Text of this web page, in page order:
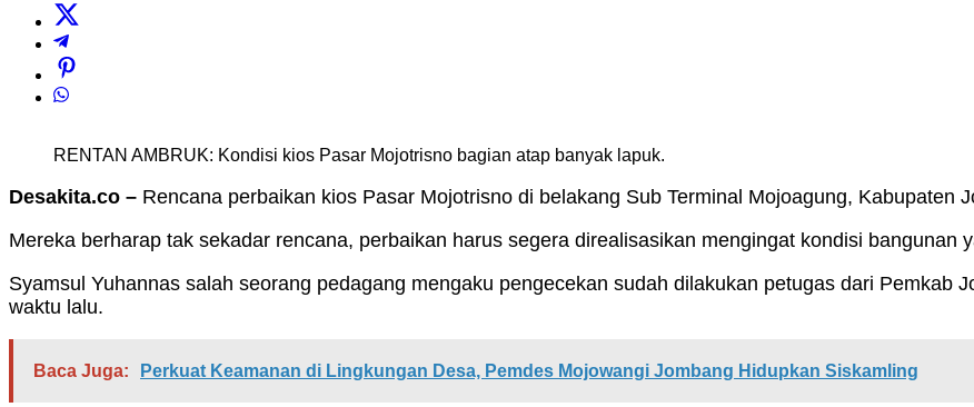
RENTAN AMBRUK: Kondisi kios Pasar Mojotrisno bagian atap banyak lapuk.
Desakita.co – Rencana perbaikan kios Pasar Mojotrisno di belakang Sub Terminal Mojoagung, Kabupaten
Mereka berharap tak sekadar rencana, perbaikan harus segera direalisasikan mengingat kondisi bangunan
Syamsul Yuhannas salah seorang pedagang mengaku pengecekan sudah dilakukan petugas dari Pemkab
waktu lalu.
Baca Juga: Perkuat Keamanan di Lingkungan Desa, Pemdes Mojowangi Jombang Hidupkan Siskamling